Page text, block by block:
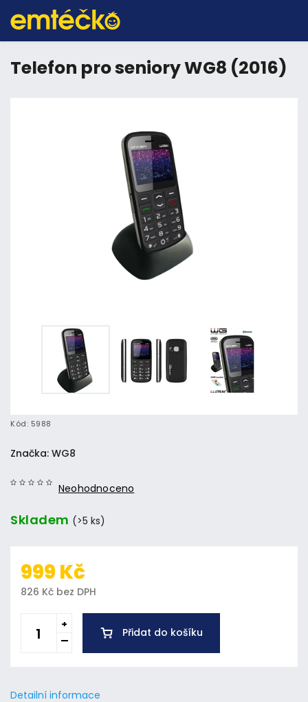
Telefon pro seniory WG8 (2016)
Kód: 5988
Neohodnoceno
Značka: WG8
Skladem (>5 ks)
999 Kč
826 Kč bez DPH
Přidat do košíku
Detailní informace